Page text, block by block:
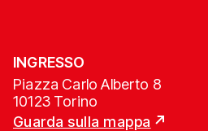
INGRESSO
Piazza Carlo Alberto 8
10123 Torino
Guarda sulla mappa